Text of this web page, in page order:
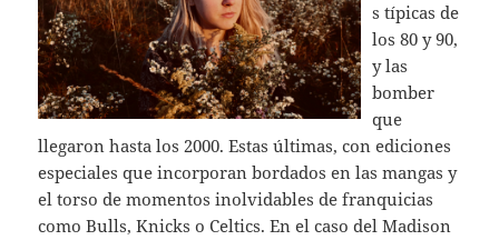
s típicas de
los 80 y 90,
y las
bomber
que
llegaron hasta los 2000. Estas últimas, con ediciones
especiales que incorporan bordados en las mangas y
el torso de momentos inolvidables de franquicias
como Bulls, Knicks o Celtics. En el caso del Madison